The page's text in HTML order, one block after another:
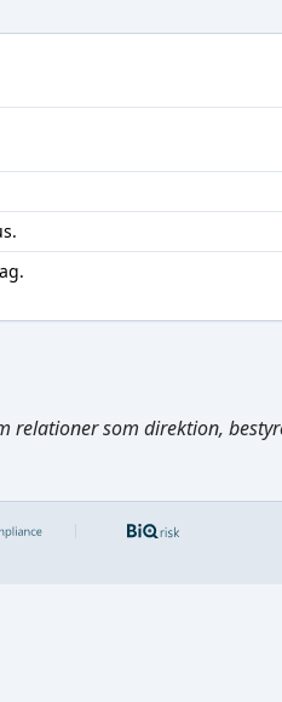
som direktion,